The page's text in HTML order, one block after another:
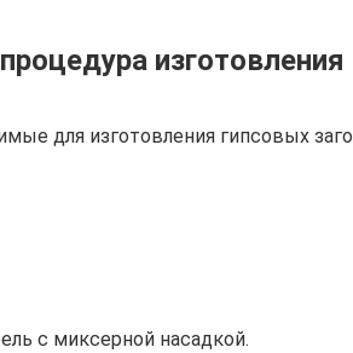
для изготовления гипсовых
с миксерной насадкой.